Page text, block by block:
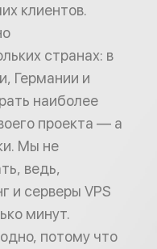
клиентов.
странах: в
Германии и
наиболее
проекта — а
Мы не
ведь,
и серверы VPS
минут.
потому что